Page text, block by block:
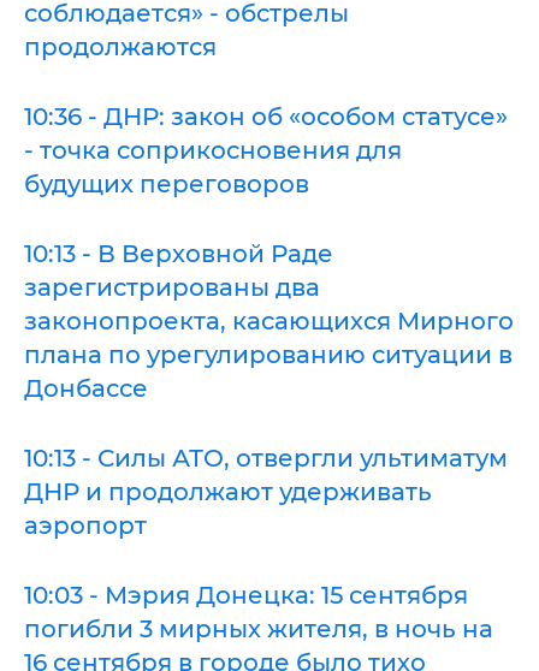
соблюдается» - обстрелы
продолжаются
10:36 - ДНР: закон об «особом статусе»
- точка соприкосновения для
будущих переговоров
10:13 - В Верховной Раде
зарегистрированы два
законопроекта, касающихся Мирного
плана по урегулированию ситуации в
Донбассе
10:13 - Силы АТО, отвергли ультиматум
ДНР и продолжают удерживать
аэропорт
10:03 - Мэрия Донецка: 15 сентября
погибли 3 мирных жителя, в ночь на
16 сентября в городе было тихо